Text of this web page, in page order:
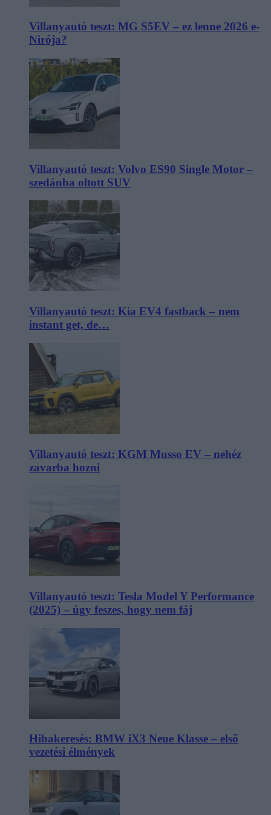
Villanyautó teszt: MG S5EV – ez lenne 2026 e-
Nirója?
Villanyautó teszt: Volvo ES90 Single Motor –
szedánba oltott SUV
Villanyautó teszt: Kia EV4 fastback – nem
instant get, de…
Villanyautó teszt: KGM Musso EV – nehéz
zavarba hozni
Villanyautó teszt: Tesla Model Y Performance
(2025) – úgy feszes, hogy nem fáj
Hibakeresés: BMW iX3 Neue Klasse – első
vezetési élmények